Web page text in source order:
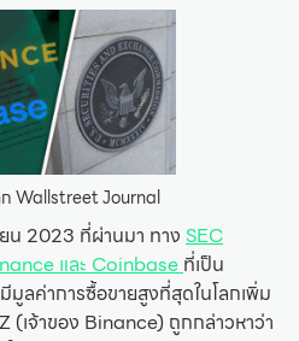
Wallstreet Journal
น 2023 ที่ผ่านมา ทาง SEC
และ Coinbaseที่เป็น
ลค่าการซื้อขายสูงที่สุดในโลกเพิ่ม
(เจ้าของ Binance) ถูกกล่าวหาว่า